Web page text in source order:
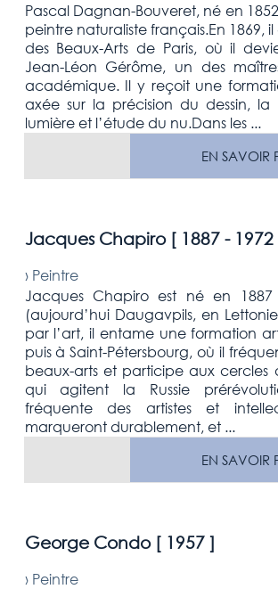
Pascal Dagnan-Bouveret, né en
peintre naturaliste français.En 1869, il
des Beaux-Arts de Paris, où il
Jean-Léon Gérôme, un des
académique. Il y reçoit une
axée sur la précision du dessin, la
lumière et l’étude du nu.Dans les ...
EN
Jacques Chapiro [ 1887 - 1972
› Peintre
Jacques Chapiro est né en
(aujourd’hui Daugavpils, en
par l’art, il entame une formation
puis à Saint-Pétersbourg, où il
beaux-arts et participe aux cercles
qui agitent la Russie
fréquente des artistes et
marqueront durablement, et ...
EN
George Condo [ 1957]
› Peintre